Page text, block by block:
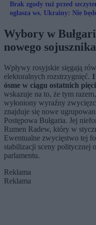
Brak zgody tuż przed
ogłasza ws. Ukrainy: Nie
Wybory w
nowego
Wpływy rosyjskie sięgają
elektoralnych rozstrzygnięć.
ósme w ciągu ostatnich
wskazuje na to, że tym
wyłoniony wyraźny
znajduje się nowe
Postępowa Bułgaria. Jej
Rumen Radew, który w
Ewentualne zwycięstwo tej
stabilizacji sceny politycznej
parlamentu.
Reklama
Reklama